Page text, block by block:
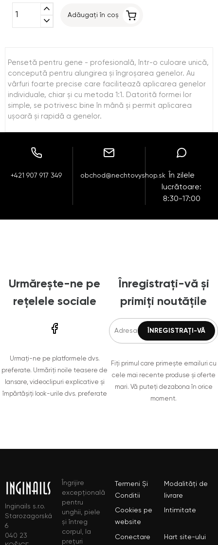
expand_less
expand_more
Adăugați în coș
Pensetă pentru gene - profesională, într-o culoare unică,
concepută pentru alungirea și îngroșarea genelor. Au
vârfuri foarte precise care facilitează aplicarea genelor
individuale, chiar și cu metoda 1:1. Datorită formei lor
simple, se potrivesc bine în mână și permit aplicarea
ușoară și rapidă a genelor.
+421 907 917 349 obchod@nechtovyshop.sk
În zilele
lucrătoare:
8:30-17:00
Urmărește-ne pe
rețelele sociale
Urmați-ne pe platformele dvs.
preferate. Urmăriți noile teasere de
lansare, videoclipuri explicative și
împărtășiți look-urile dvs. preferate
Înregistrați-vă și
primiți noutățile
Fiți primul care primește emailuri cu
cele mai recente produse și oferte
mari. Vă puteți dezabona în orice
moment.
Inginails s.r.o.
Starozagorská
6
040 23
Îngrijire
excepțională
pentru
unghii, piele
și întreg
corpul, la
prețuri
Termeni Și
Conditii
Modalități de
livrare
Cookies pe
website
Intimitate
Conectare Hart site-ului